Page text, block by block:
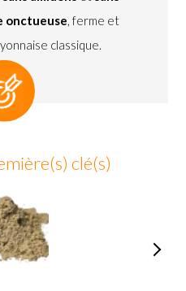
onctueuse , ferme et
classique.
clé(s)